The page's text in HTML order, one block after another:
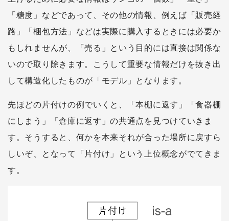
「糖度」などであって、その他の情報、例えば「販売経
路」「梱包方法」などは実際に購入するときには必要か
もしれませんが、「売る」という目的には直接は関係な
いので取り除きます。こうして重要な情報だけを抜き出
して構造化したものが「モデル」となります。
先ほどの片付けの例でいくと、「本棚に返す」「食器棚
にしまう」「倉庫に返す」の共通点を見つけていきま
す。そうすると、何かを本来それが合った場所に戻すら
しいぞ、となって「片付け」という上位概念がでてきま
す。